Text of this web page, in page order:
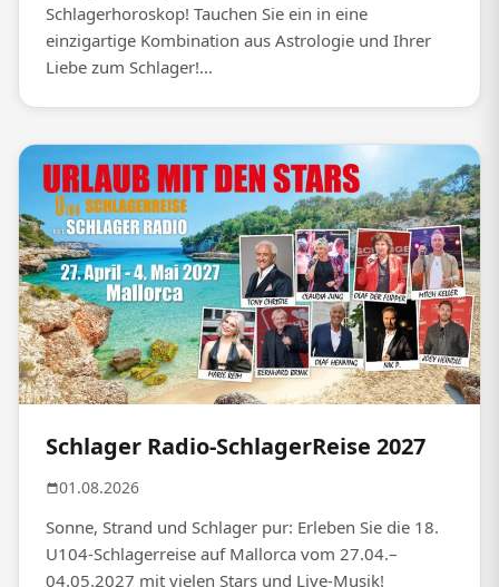
Schlagerhoroskop! Tauchen Sie ein in eine
einzigartige Kombination aus Astrologie und Ihrer
Liebe zum Schlager!...
Schlager Radio-SchlagerReise 2027
01.08.2026
Sonne, Strand und Schlager pur: Erleben Sie die 18.
U104-Schlagerreise auf Mallorca vom 27.04.–
04.05.2027 mit vielen Stars und Live-Musik!